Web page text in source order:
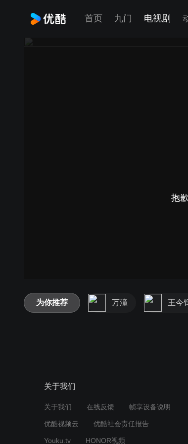
首页 九门 电视剧
抱
为你推荐 万潼 王今
关于我们
关于我们 在线反馈 帧享设备说明
优酷视频云 优酷社会责任报告
Youku.tv HONOR视频